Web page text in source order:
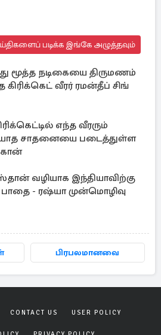
படிக்க இங்கே அழுத்தவும்
மூத்த நடிகையை திருமணம்
கிரிக்கெட் வீரர் ரமன்தீப் சிங்
எந்த வீரரும்
சாதனையை படைத்துள்ள
வழியாக இந்தியாவிற்கு
பாதை - ரஷ்யா முன்மொழிவு
பிரபலமானவை
CONTACT US USER POLICY